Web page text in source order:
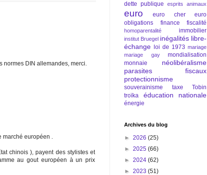
normes DIN allemandes, merci.
marché européen .
chinois ), payent des stylistes et
au gout européen à un prix
dette publique esprits animaux
euro euro cher
euro
obligations
finance fiscalité
homoparentalité immobilier
institut Bruegel inégalités libre-
échange
loi de 1973 mariage
mariage gay
mondialisation
monnaie
néolibéralisme
parasites fiscaux
protectionnisme
souverainisme
taxe Tobin
troïka
éducation nationale
énergie
Archives du blog
► 2026 (25)
► 2025 (66)
► 2024 (62)
► 2023 (51)